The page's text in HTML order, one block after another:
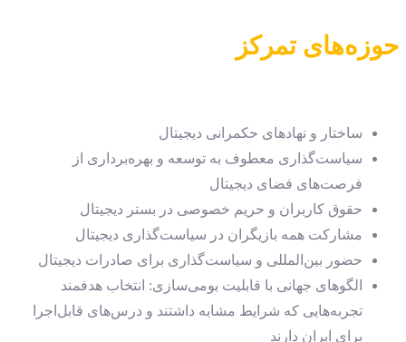
حوزه‌های تمرکز
ساختار و نهادهای حکمرانی دیجیتال
سیاست‌گذاری معطوف به توسعه و بهره‌برداری از
فرصت‌های فضای دیجیتال
حقوق کاربران و حریم خصوصی در بستر دیجیتال
مشارکت همه بازیگران در سیاست‌گذاری دیجیتال
حضور بین‌المللی و سیاست‌گذاری برای صادرات دیجیتال
الگوهای جهانی با قابلیت بومی‌سازی: انتخاب هدفمند
تجربه‌هایی که شرایط مشابه داشتند و درس‌های قابل‌اجرا
برای ایران دارند